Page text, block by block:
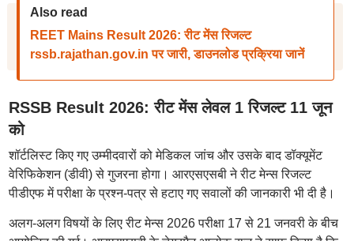
Also read
REET Mains Result 2026: रीट मेंस रिजल्ट
rssb.rajathan.gov.in पर जारी, डाउनलोड प्रक्रिया जानें
RSSB Result 2026: रीट मेंस लेवल 1 रिजल्ट 11 जून
को
शॉर्टलिस्ट किए गए उम्मीदवारों को मेडिकल जांच और उसके बाद डॉक्यूमेंट
वेरिफिकेशन (डीवी) से गुजरना होगा। आरएसएसबी ने रीट मेन्स रिजल्ट
पीडीएफ में परीक्षा के प्रश्न-पत्र से हटाए गए सवालों की जानकारी भी दी है।
अलग-अलग विषयों के लिए रीट मेन्स 2026 परीक्षा 17 से 21 जनवरी के बीच